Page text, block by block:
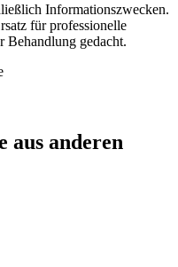
Informationszwecken.
für professionelle
Behandlung gedacht.
aus anderen